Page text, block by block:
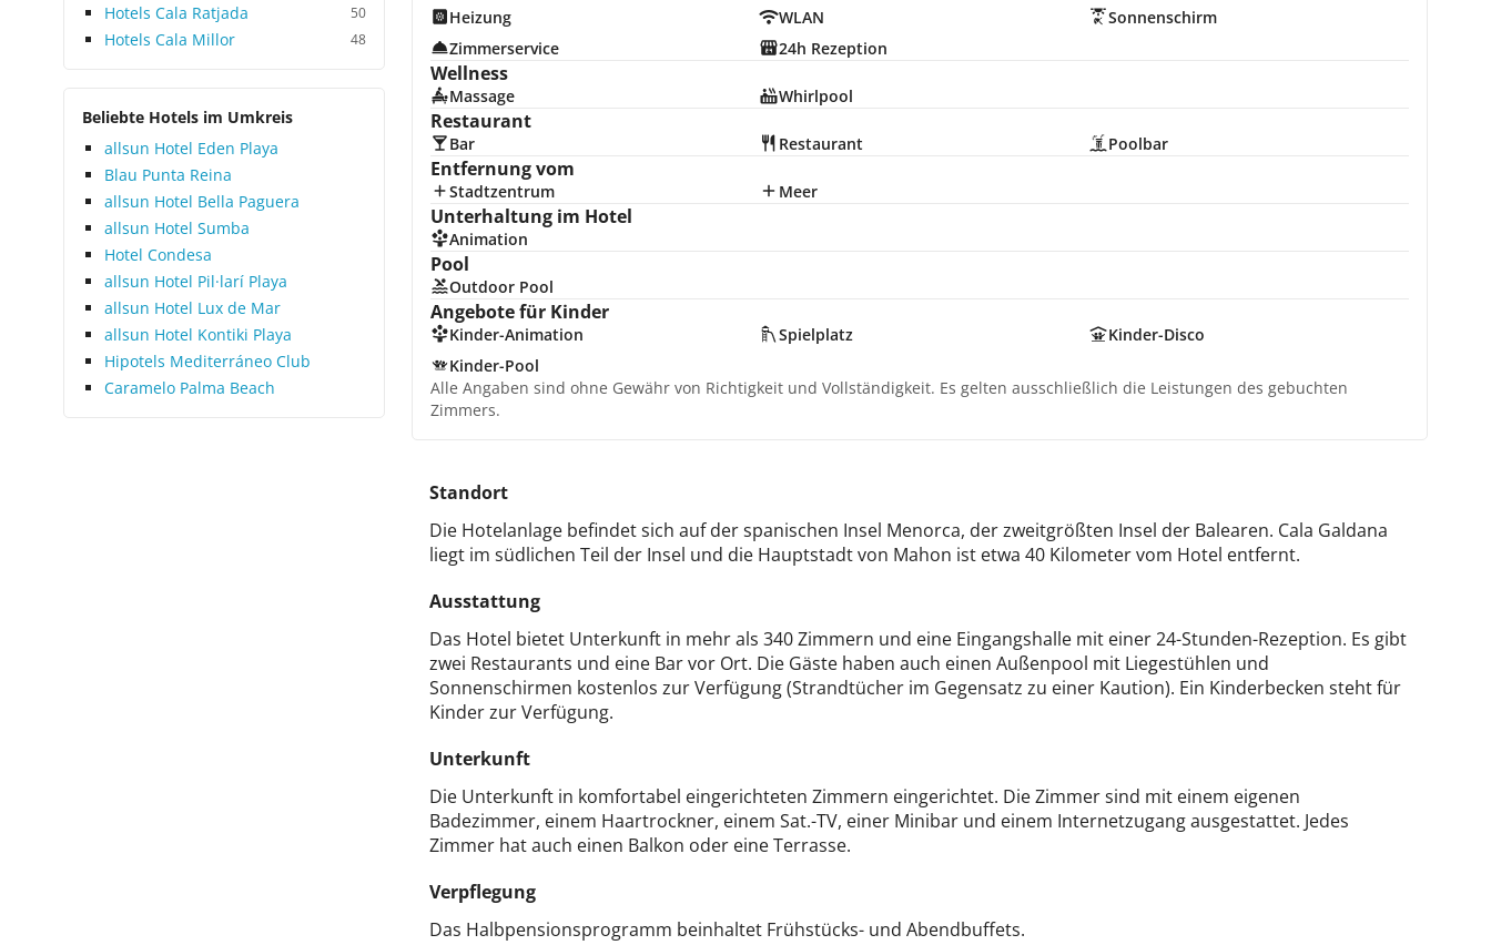
Hotels Cala Ratjada 50
Hotels Cala Millor 48
Beliebte Hotels im Umkreis
allsun Hotel Eden Playa
Blau Punta Reina
allsun Hotel Bella Paguera
allsun Hotel Sumba
Hotel Condesa
allsun Hotel Pil·larí Playa
allsun Hotel Lux de Mar
allsun Hotel Kontiki Playa
Hipotels Mediterráneo Club
Caramelo Palma Beach
Heizung
WLAN
Sonnenschirm
Zimmerservice
24h Rezeption
Wellness
Massage Whirlpool
Restaurant
Bar Restaurant Poolbar
Entfernung vom
Stadtzentrum Meer
Unterhaltung im Hotel
Animation
Pool
Outdoor Pool
Angebote für Kinder
Kinder-Animation Spielplatz
Kinder-Disco
Kinder-Pool
Alle Angaben sind ohne Gewähr von Richtigkeit und Vollständigkeit. Es gelten ausschließlich die Leistungen des gebuchten
Zimmers.
Standort
Die Hotelanlage befindet sich auf der spanischen Insel Menorca, der zweitgrößten Insel der Balearen. Cala Galdana
liegt im südlichen Teil der Insel und die Hauptstadt von Mahon ist etwa 40 Kilometer vom Hotel entfernt.
Ausstattung
Das Hotel bietet Unterkunft in mehr als 340 Zimmern und eine Eingangshalle mit einer 24-Stunden-Rezeption. Es gibt
zwei Restaurants und eine Bar vor Ort. Die Gäste haben auch einen Außenpool mit Liegestühlen und
Sonnenschirmen kostenlos zur Verfügung (Strandtücher im Gegensatz zu einer Kaution). Ein Kinderbecken steht für
Kinder zur Verfügung.
Unterkunft
Die Unterkunft in komfortabel eingerichteten Zimmern eingerichtet. Die Zimmer sind mit einem eigenen
Badezimmer, einem Haartrockner, einem Sat.-TV, einer Minibar und einem Internetzugang ausgestattet. Jedes
Zimmer hat auch einen Balkon oder eine Terrasse.
Verpflegung
Das Halbpensionsprogramm beinhaltet Frühstücks- und Abendbuffets.